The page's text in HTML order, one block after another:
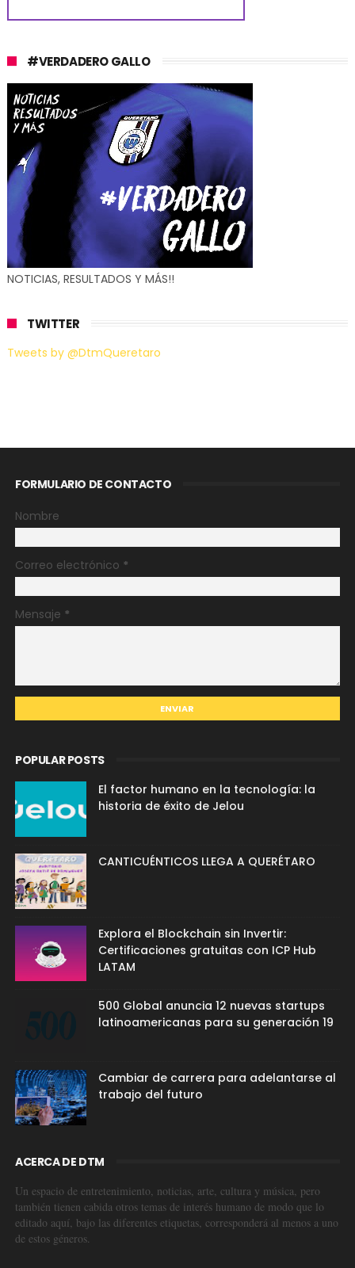
#VERDADERO GALLO
NOTICIAS, RESULTADOS Y MÁS!!
TWITTER
Tweets by @DtmQueretaro
FORMULARIO DE CONTACTO
Nombre
Correo electrónico *
Mensaje *
POPULAR POSTS
El factor humano en la tecnología: la
historia de éxito de Jelou
CANTICUÉNTICOS LLEGA A QUERÉTARO
Explora el Blockchain sin Invertir:
Certificaciones gratuitas con ICP Hub
LATAM
500 Global anuncia 12 nuevas startups
latinoamericanas para su generación 19
Cambiar de carrera para adelantarse al
trabajo del futuro
ACERCA DE DTM
Un espacio de entretenimiento, noticias, arte, cultura y música, pero
también tienen cabida otros temas de interés humano de modo que lo
editado aquí, bajo las diferentes etiquetas, corresponderá al menos a uno
de estos géneros.